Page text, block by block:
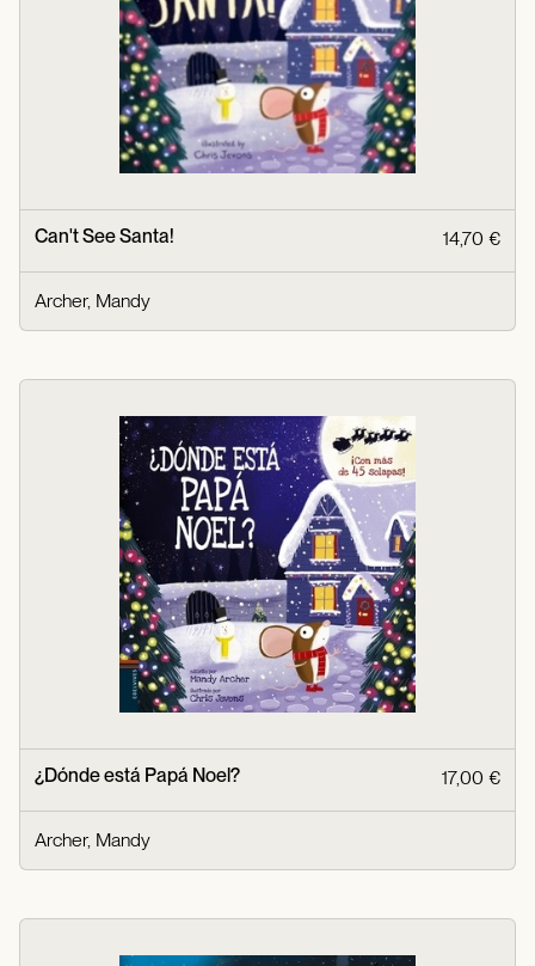
Can't See Santa! 14,70 €
Archer, Mandy
¿Dónde está Papá Noel? 17,00 €
Archer, Mandy